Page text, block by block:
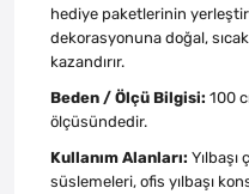
hediye paketlerinin
dekorasyonuna doğal,
kazandırır.
Beden / Ölçü Bilgisi: 100
ölçüsündedir.
Kullanım Alanları:
süslemeleri, ofis yılbaşı